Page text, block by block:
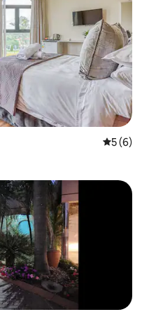
5 de
5 (6)